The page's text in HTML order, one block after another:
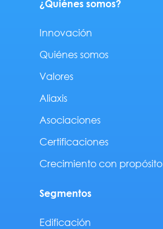
¿Quiénes somos?
Innovación
Quiénes somos
Valores
Aliaxis
Asociaciones
Certificaciones
Crecimiento con propósito
Segmentos
Edificación